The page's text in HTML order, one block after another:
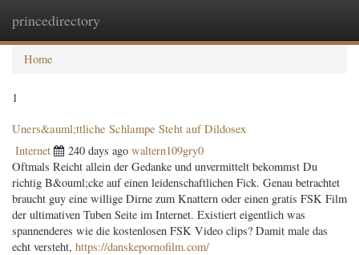
princedirectory
Home
1
Uners&auml;ttliche Schlampe Steht auf Dildosex
Internet 240 days ago waltern109gry0
Oftmals Reicht allein der Gedanke und unvermittelt bekommst Du
richtig B&ouml;cke auf einen leidenschaftlichen Fick. Genau betrachtet
braucht guy eine willige Dirne zum Knattern oder einen gratis FSK Film
der ultimativen Tuben Seite im Internet. Existiert eigentlich was
spannenderes wie die kostenlosen FSK Video clips? Damit male das
echt versteht, https://danskepornofilm.com/